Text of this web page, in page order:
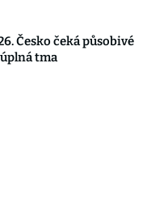
Česko čeká působivé
tma